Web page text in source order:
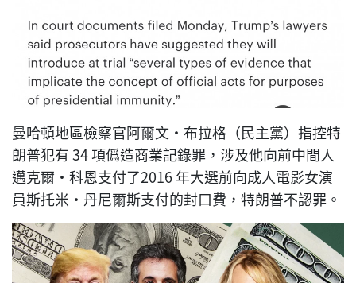
曼哈頓地區檢察官阿爾文·布拉格（民主黨）指控特
朗普犯有 34 項僞造商業記錄罪，涉及他向前中間人
邁克爾·科恩支付了2016 年大選前向成人電影女演
員斯托米·丹尼爾斯支付的封口費，特朗普不認罪。